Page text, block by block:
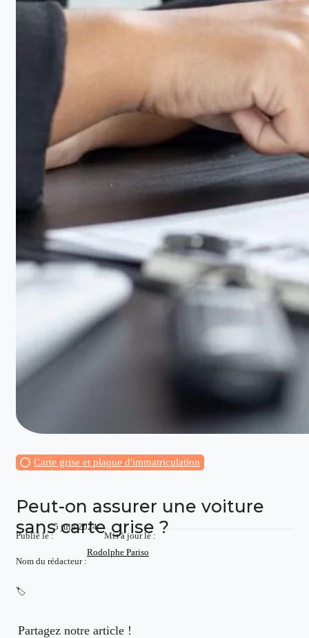
Carte grise et plaque d'immatriculation
Peut-on assurer une voiture
sans carte grise ?
Publié le :
5 juin 2024
Mis à jour le :
Nom du rédacteur :
Rodolphe Pariso
🏷️
Partagez notre article !